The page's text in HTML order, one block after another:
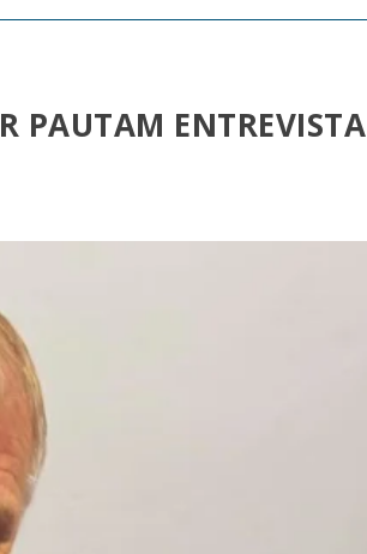
PAUTAM ENTREVISTA